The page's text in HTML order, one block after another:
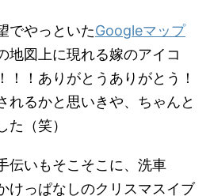
でやっといたGoogleマップ
地図上に現れる嫁のアイコ
！！ありがとうありがとう！
れるかと思いきや、ちゃんと
（笑）
伝いもそこそこに、洗車
けっぱなしのクリスマスイブ